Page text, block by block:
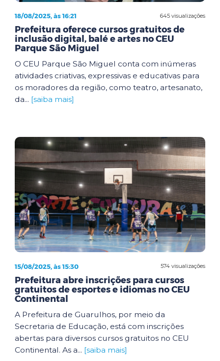
645 visualizações
18/08/2025, às 16:21
Prefeitura oferece cursos gratuitos de
inclusão digital, balé e artes no CEU
Parque São Miguel
O CEU Parque São Miguel conta com inúmeras
atividades criativas, expressivas e educativas para
os moradores da região, como teatro, artesanato,
da... [saiba mais]
574 visualizações
15/08/2025, às 15:30
Prefeitura abre inscrições para cursos
gratuitos de esportes e idiomas no CEU
Continental
A Prefeitura de Guarulhos, por meio da
Secretaria de Educação, está com inscrições
abertas para diversos cursos gratuitos no CEU
Continental. As a... [saiba mais]